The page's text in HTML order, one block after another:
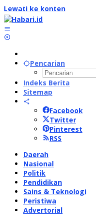
Lewati ke konten
Pencarian
Indeks Berita
Sitemap
Facebook
Twitter
Pinterest
RSS
Daerah
Nasional
Politik
Pendidikan
Sains & Teknologi
Peristiwa
Advertorial